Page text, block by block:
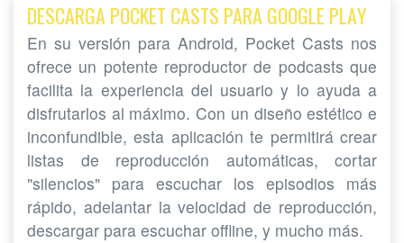
DESCARGA POCKET CASTS PARA GOOGLE PLAY
En su versión para Android, Pocket Casts nos
ofrece un potente reproductor de podcasts que
facilita la experiencia del usuario y lo ayuda a
disfrutarlos al máximo. Con un diseño estético e
inconfundible, esta aplicación te permitirá crear
listas de reproducción automáticas, cortar
"silencios" para escuchar los episodios más
rápido, adelantar la velocidad de reproducción,
descargar para escuchar offline, y mucho más.